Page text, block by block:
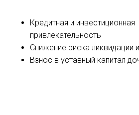
Кредитная и инвестиционная
привлекательность
Снижение риска ликвидации
Взнос в уставный капитал